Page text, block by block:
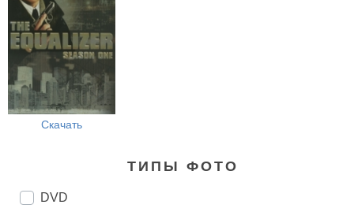
Скачать
ТИПЫ ФОТО
DVD